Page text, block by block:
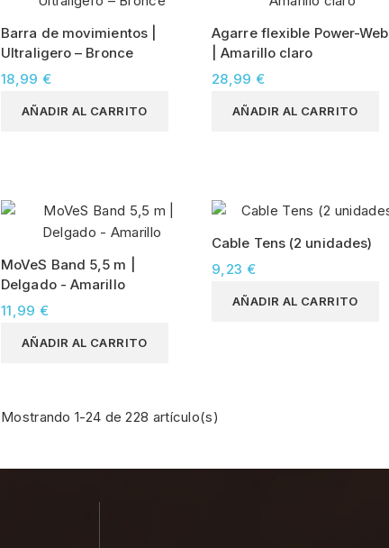
Barra de movimientos |
Ultraligero – Bronce
18,99 €
AÑADIR AL CARRITO
Agarre flexible Power-Web
| Amarillo claro
28,99 €
AÑADIR AL CARRITO
MoVeS Band 5,5 m |
Delgado - Amarillo
11,99 €
AÑADIR AL CARRITO
Cable Tens (2 unidades)
9,23 €
AÑADIR AL CARRITO
Mostrando 1-24 de 228 artículo(s)